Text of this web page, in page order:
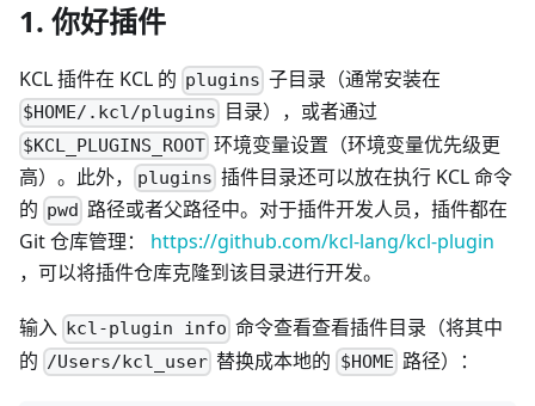
1. 你好插件
KCL 插件在 KCL 的 plugins 子目录（通常安装在
$HOME/.kcl/plugins 目录），或者通过
$KCL_PLUGINS_ROOT 环境变量设置（环境变量优先级更
高）。此外，
plugins 插件目录还可以放在执行 KCL 命令
的 pwd 路径或者父路径中。对于插件开发人员，插件都在
Git 仓库管理： https://github.com/kcl-lang/kcl-plugin
，可以将插件仓库克隆到该目录进行开发。
输入 kcl-plugin info 命令查看查看插件目录（将其中
的 /Users/kcl_user 替换成本地的 $HOME 路径）：